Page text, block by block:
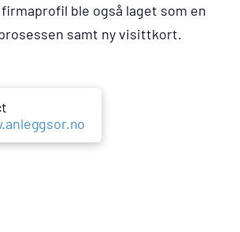
firmaprofil ble også laget som en
samt ny visittkort.